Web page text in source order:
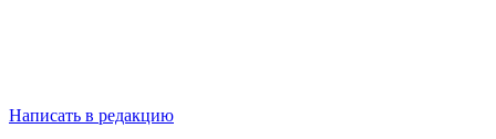
Написать в редакцию